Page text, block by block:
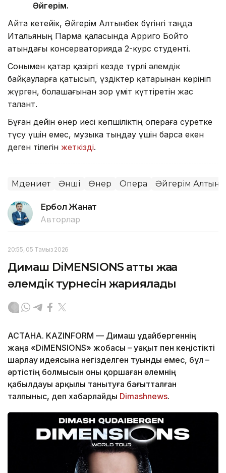
Әйгерім.
Айта кетейік, Әйгерім Алтынбек бүгінгі таңда
Итальяның Парма қаласында Арриго Бойто
атындағы консерваторияда 2-курс студенті.
Сонымен қатар қазіргі кезде түрлі әлемдік
байқауларға қатысып, үздіктер қатарынан көрініп
жүрген, болашағынан зор үміт күттіретін жас
талант.
Бұған дейін өнер иесі көпшіліктің операға суретке
түсу үшін емес, музыка тыңдау үшін барса екен
деген тілегін жеткізді.
Мәдениет Әнші Өнер Опера Әйгерім
Ербол Жанат
Авторлар
20:55, 05 Тамыз 2026
Димаш DiMENSIONS атты жаңа
әлемдік турнесін жариялады
АСТАНА. KAZINFORM — Димаш Құдайбергеннің
жаңа «DiMENSIONS» жобасы – уақыт пен кеңістікті
шарлау идеясына негізделген туынды емес, бұл –
әртістің болмысын оны қоршаған әлемнің
қабылдауы арқылы танытуға бағытталған
талпыныс, деп хабарлайды Dimashnews.